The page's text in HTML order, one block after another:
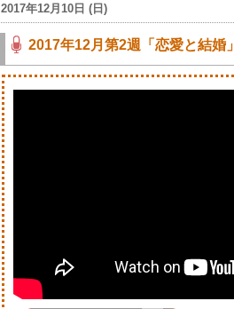
2017年12月10日 (日)
2017年12月第2週「恋愛と結婚」